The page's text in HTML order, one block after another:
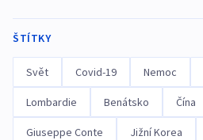
ŠTÍTKY
Svět Covid-19 Nemoc
Lombardie Benátsko Čína
Giuseppe Conte Jižní Korea